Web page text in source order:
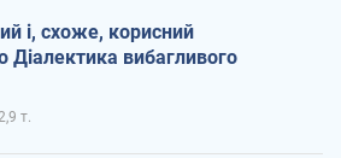
і, схоже, корисний
Діалектика вибагливого
т.